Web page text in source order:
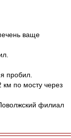
ваще
пробил.
по мосту через
филиал